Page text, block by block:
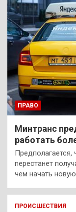
ПРАВО
Минтранс
работать
Предполагается,
перестанет
чем начать
ПРОИСШЕСТВИЯ